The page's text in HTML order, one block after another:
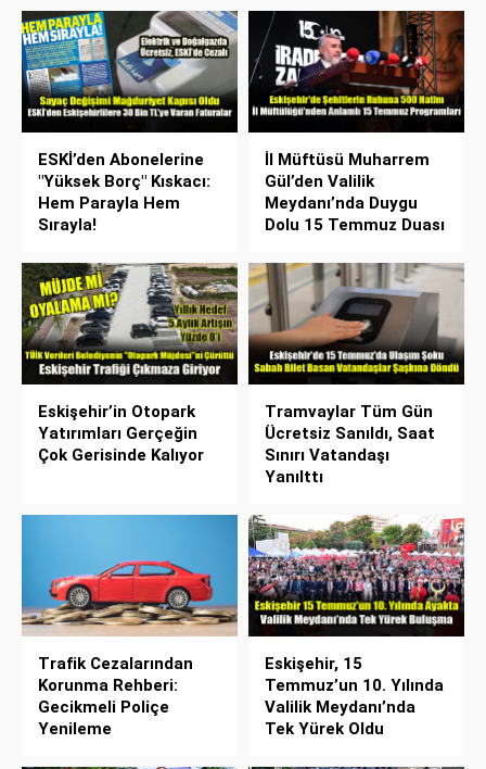
ESKİ’den Abonelerine
"Yüksek Borç" Kıskacı:
Hem Parayla Hem
Sırayla!
İl Müftüsü Muharrem
Gül’den Valilik
Meydanı’nda Duygu
Dolu 15 Temmuz Duası
Eskişehir’in Otopark
Yatırımları Gerçeğin
Çok Gerisinde Kalıyor
Tramvaylar Tüm Gün
Ücretsiz Sanıldı, Saat
Sınırı Vatandaşı
Yanılttı
Trafik Cezalarından
Korunma Rehberi:
Gecikmeli Poliçe
Yenileme
Eskişehir, 15
Temmuz’un 10. Yılında
Valilik Meydanı’nda
Tek Yürek Oldu